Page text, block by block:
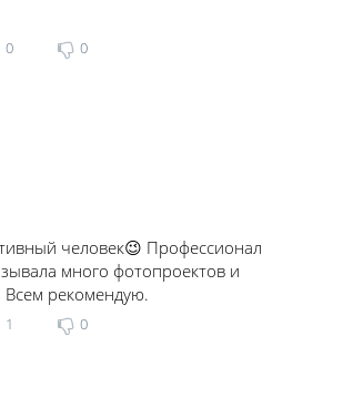
0 0
человек😉 Профессионал
много фотопроектов и
рекомендую.
1 0